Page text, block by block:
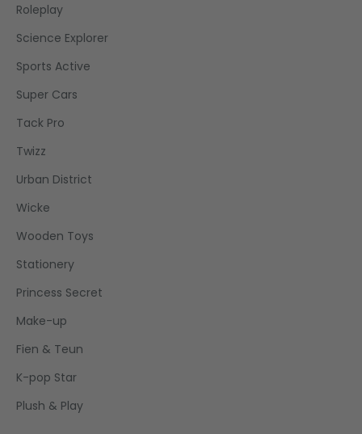
Roleplay
Science Explorer
Sports Active
Super Cars
Tack Pro
Twizz
Urban District
Wicke
Wooden Toys
Stationery
Princess Secret
Make-up
Fien & Teun
K-pop Star
Plush & Play